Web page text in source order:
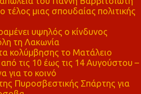
τέλος μιας σπουδαίας πολιτικής
υψηλός ο κίνδυνος
τη Λακωνία
κολύμβησης το Ματάλειο
τις 10 έως τις 14 Αυγούστου –
για το κοινό
Πυροσβεστικής Σπάρτης για